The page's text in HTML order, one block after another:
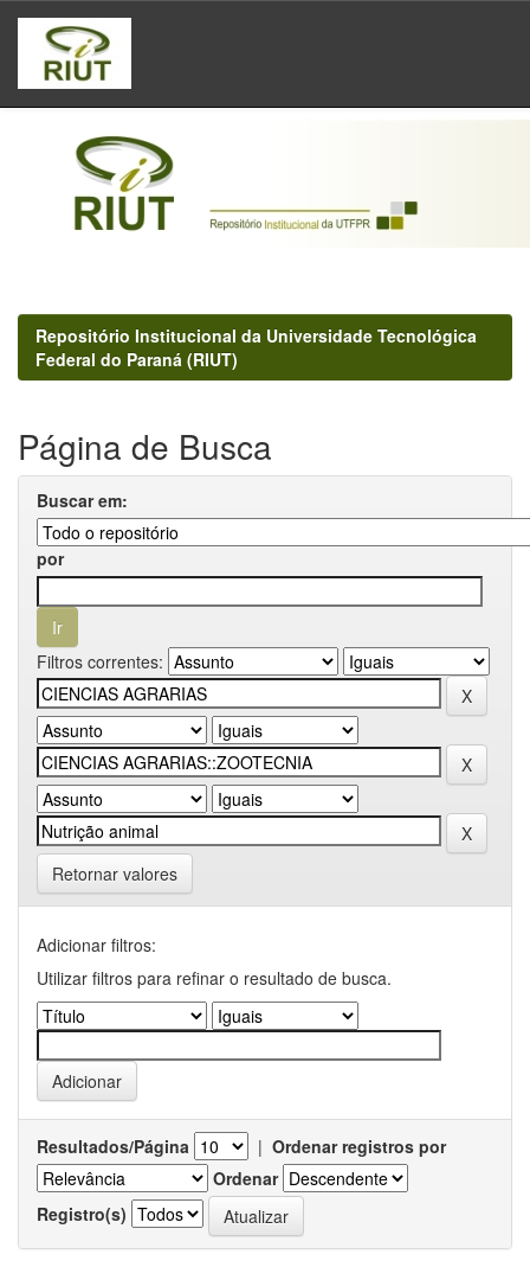
Skip
navigation
Repositório Institucional da Universidade Tecnológica
Federal do Paraná (RIUT)
Página de Busca
Buscar em:
por
Filtros correntes:
Retornar valores
Adicionar filtros:
Utilizar filtros para refinar o resultado de busca.
Resultados/Página | Ordenar registros por
Ordenar
Registro(s)